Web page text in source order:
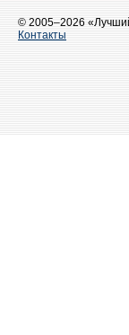
© 2005–2026
Контакты